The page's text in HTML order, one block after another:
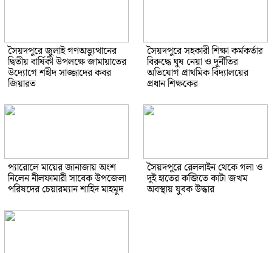
সৈয়দপুরে জুলাই গণঅভ্যুত্থানের
দ্বিতীয় বার্ষিকী উপলক্ষে জামায়াতের
উদ্যোগে শহীদ সাজ্জাদের কবর
জিয়ারত
সৈয়দপুরে সহকারী শিক্ষা কর্মকর্তার
বিরুদ্ধে ঘুষ নেয়া ও দূর্নীতির
অভিযোগ প্রাথমিক বিদ্যালয়ের
প্রধান শিক্ষকের
প্যারোলে মায়ের জানাজায় অংশ
নিলেন নীলফামারী সাবেক উপজেলা
পরিষদের চেয়ারম্যান শাহিদ মাহমুদ
সৈয়দপুরে রেললাইন থেকে গলা ও
দুই হাতের কব্জিতে কাটা জখম
অবস্থায় যুবক উদ্ধার